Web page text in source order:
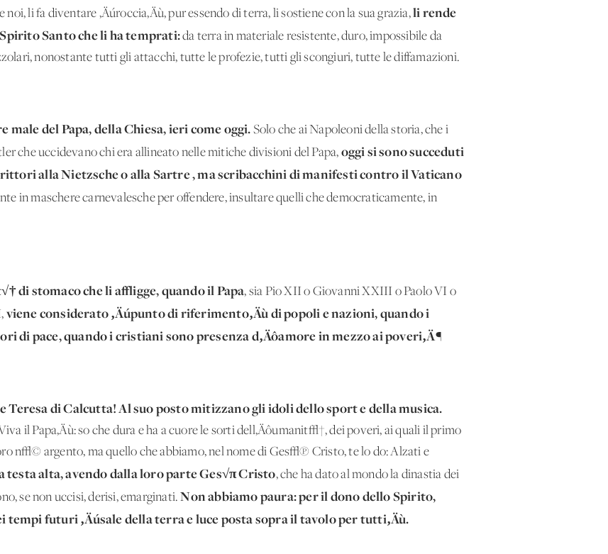
noi, li fa diventare ‚Äúroccia‚Äù, pur essendo di terra, li sostiene con la sua grazia,li rende
Santo che li ha temprati:da terra in materiale resistente, duro, impossibile da
nonostante tutti gli attacchi, tutte le profezie, tutti gli scongiuri, tutte le diffamazioni.
del Papa, della Chiesa, ieri come oggi. Solo che ai Napoleoni della storia, che i
che uccidevano chi era allineato nelle mitiche divisioni del Papa, oggi si sono succeduti
alla Nietzsche o alla Sartre , ma scribacchini di manifesti contro il Vaticano
in maschere carnevalesche per offendere, insultare quelli che democraticamente, in
di stomaco che li affligge, quando il Papa, sia Pio XII o Giovanni XXIII o Paolo VI o
viene considerato ‚Äúpunto di riferimento‚Äù di popoli e nazioni, quando i
di pace, quando i cristiani sono presenza d‚Äôamore in mezzo ai poveri‚Ä¶
di Calcutta! Al suo posto mitizzano gli idoli dello sport e della musica.
il Papa‚Äù: so che dura e ha a cuore le sorti dell‚Äôumanit√†, dei poveri, ai quali il primo
n√© argento, ma quello che abbiamo, nel nome di Ges√π Cristo, te lo do: Alzati e
alta, avendo dalla loro parte Ges√π Cristo, che ha dato al mondo la dinastia dei
se non uccisi, derisi, emarginati.Non abbiamo paura: per il dono dello Spirito,
tempi futuri ‚Äúsale della terra e luce posta sopra il tavolo per tutti‚Äù.